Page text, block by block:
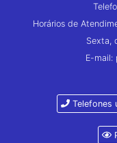
Horários de
Sexta,
E-mail:
Telefones